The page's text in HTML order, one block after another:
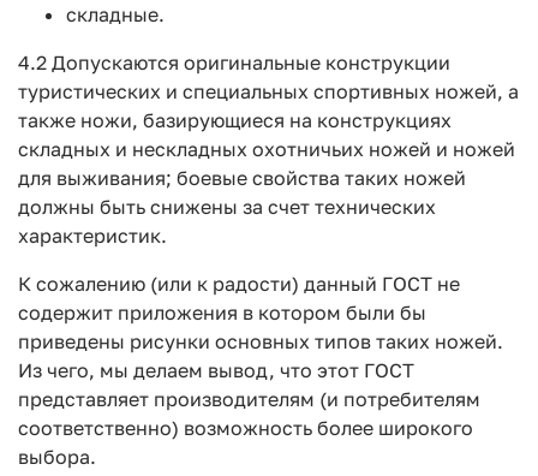
складные.
4.2 Допускаются оригинальные конструкции
туристических и специальных спортивных ножей, а
также ножи, базирующиеся на конструкциях
складных и нескладных охотничьих ножей и ножей
для выживания; боевые свойства таких ножей
должны быть снижены за счет технических
характеристик.
К сожалению (или к радости) данный ГОСТ не
содержит приложения в котором были бы
приведены рисунки основных типов таких ножей.
Из чего, мы делаем вывод, что этот ГОСТ
представляет производителям (и потребителям
соответственно) возможность более широкого
выбора.